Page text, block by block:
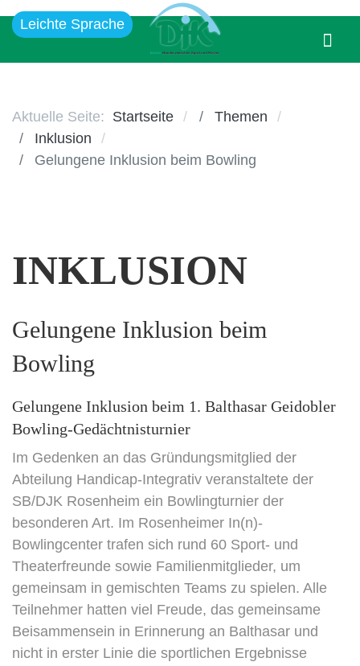
Leichte Sprache
Aktuelle Seite: Startseite
Themen
Inklusion
Gelungene Inklusion beim Bowling
INKLUSION
Gelungene Inklusion beim
Bowling
Gelungene Inklusion beim 1. Balthasar Geidobler
Bowling-Gedächtnisturnier
Im Gedenken an das Gründungsmitglied der
Abteilung Handicap-Integrativ veranstaltete der
SB/DJK Rosenheim ein Bowlingturnier der
besonderen Art. Im Rosenheimer In(n)-
Bowlingcenter trafen sich rund 60 Sport- und
Theaterfreunde sowie Familienmitglieder, um
gemeinsam in gemischten Teams zu spielen. Alle
Teilnehmer hatten viel Freude, das gemeinsame
Beisammensein in Erinnerung an Balthasar und
nicht in erster Linie die sportlichen Ergebnisse